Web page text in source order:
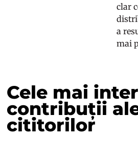
clar
a
mai
Cele mai
contribuții
cititorilor